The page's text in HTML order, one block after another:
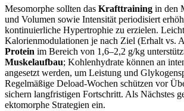
Mesomorphe sollten das Krafttraining in den
und Volumen sowie Intensität periodisiert
kontinuierliche Hypertrophie zu erzielen.
Kalorienmodulationen je nach Ziel (Erhalt vs.
Protein im Bereich von 1,6–2,2 g/kg
Muskelaufbau; Kohlenhydrate können an
angesetzt werden, um Leistung und
Regelmäßige Deload‑Wochen schützen vor
sichern langfristigen Fortschritt. Als Nächstes
ektomorphe Strategien ein.